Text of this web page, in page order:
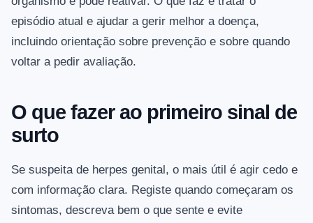
episódio atual e ajudar a gerir melhor a doença,
incluindo orientação sobre prevenção e sobre quando
voltar a pedir avaliação.
O que fazer ao primeiro sinal de
surto
Se suspeita de herpes genital, o mais útil é agir cedo e
com informação clara. Registe quando começaram os
sintomas, descreva bem o que sente e evite